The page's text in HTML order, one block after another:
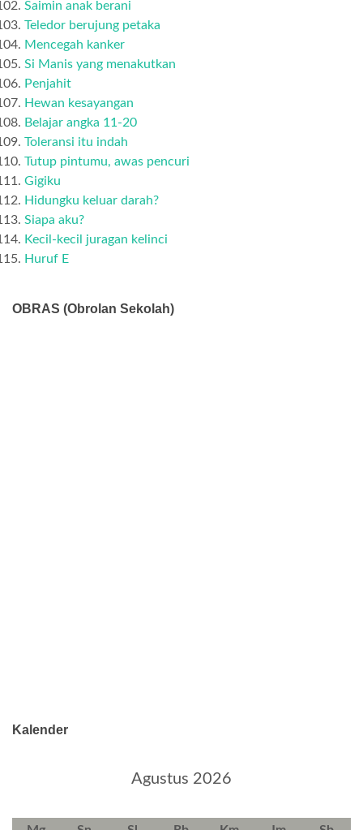
Saimin anak berani
Teledor berujung petaka
Mencegah kanker
Si Manis yang menakutkan
Penjahit
Hewan kesayangan
Belajar angka 11-20
Toleransi itu indah
Tutup pintumu, awas pencuri
Gigiku
Hidungku keluar darah?
Siapa aku?
Kecil-kecil juragan kelinci
Huruf E
OBRAS (Obrolan Sekolah)
Kalender
Agustus 2026